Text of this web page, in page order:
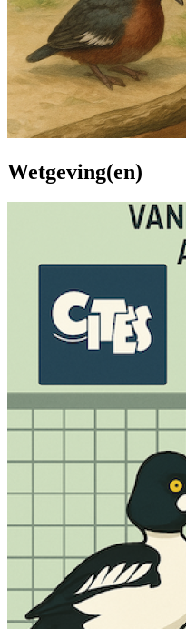
Wetgeving(en)